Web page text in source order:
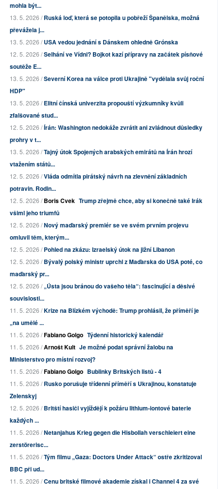
mohla být...
13. 5. 2026 /Ruská loď, která se potopila u pobřeží Španělska, možná
převážela j...
13. 5. 2026 /USA vedou jednání s Dánskem ohledně Grónska
12. 5. 2026 /Selhání ve Vídni? Bojkot kazí přípravy na začátek písňové
soutěže E...
13. 5. 2026 /Severní Korea na válce proti Ukrajině "vydělala svůj roční
HDP"
13. 5. 2026 /Elitní čínská univerzita propouští výzkumníky kvůli
zfalšované stud...
12. 5. 2026 /Írán: Washington nedokáže zvrátit ani zvládnout důsledky
prohry v t...
13. 5. 2026 /Tajný útok Spojených arabských emirátů na Írán hrozí
vtažením států...
12. 5. 2026 /Vláda odmítla pirátský návrh na zlevnění základních
potravin. Rodin...
12. 5. 2026 /Boris Cvek Trump zřejmě chce, aby si konečně také Irák
všiml jeho triumfů
12. 5. 2026 /Nový maďarský premiér se ve svém prvním projevu
omluvil těm, kterým...
12. 5. 2026 /Pohled na zkázu: Izraelský útok na jižní Libanon
12. 5. 2026 /Bývalý polský ministr uprchl z Maďarska do USA poté, co
maďarský pr...
12. 5. 2026 /„Ústa jsou bránou do vašeho těla“: fascinující a děsivé
souvislosti...
11. 5. 2026 /Krize na Blízkém východě: Trump prohlásil, že příměří je
„na umělé ...
11. 5. 2026 /Fabiano Golgo Týdenní historický kalendář
11. 5. 2026 /Arnošt Kult Je možné podat správní žalobu na
Ministerstvo pro místní rozvoj?
11. 5. 2026 /Fabiano Golgo Bublinky Britských listů - 4
11. 5. 2026 /Rusko porušuje třídenní příměří s Ukrajinou, konstatuje
Zelenskyj
12. 5. 2026 /Britští hasiči vyjíždějí k požáru lithium-iontové baterie
každých ...
11. 5. 2026 /Netanjahus Krieg gegen die Hisbollah verschleiert eine
zerstörerisc...
11. 5. 2026 /Tým filmu „Gaza: Doctors Under Attack“ ostře zkritizoval
BBC při ud...
11. 5. 2026 /Cenu britské filmové akademie získal i Channel 4 za své